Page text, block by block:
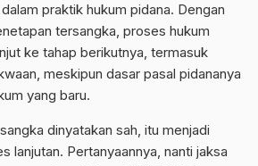
praktik hukum pidana. Dengan
tersangka, proses hukum
ke tahap berikutnya, termasuk
meskipun dasar pasal pidananya
yang baru.
dinyatakan sah, itu menjadi
lanjutan. Pertanyaannya, nanti jaksa